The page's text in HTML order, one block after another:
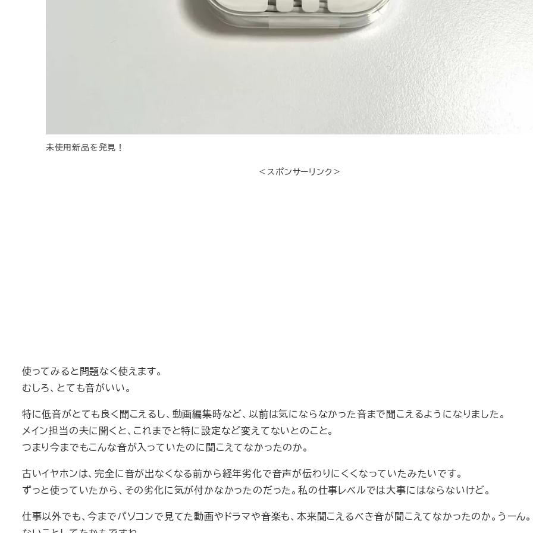
未使用新品を発見！
＜スポンサーリンク＞
使ってみると問題なく使えます。
むしろ、とても音がいい。
特に低音がとても良く聞こえるし、動画編集時など、以前は気にならなかった音まで聞こえるようになりました。
メイン担当の夫に聞くと、これまでと特に設定など変えてないとのこと。
つまり今までもこんな音が入っていたのに聞こえてなかったのか。
古いイヤホンは、完全に音が出なくなる前から経年劣化で音声が伝わりにくくなっていたみたいです。
ずっと使っていたから、その劣化に気が付かなかったのだった。私の仕事レベルでは大事にはならないけど。
仕事以外でも、今までパソコンで見てた動画やドラマや音楽も、本来聞こえるべき音が聞こえてなかったのか。うーん